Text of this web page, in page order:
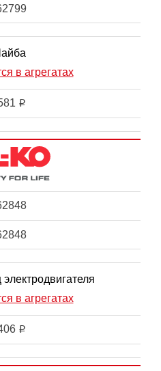
в агрегатах
i
в агрегатах
i